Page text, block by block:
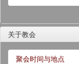
关于教会
聚会时间与地点